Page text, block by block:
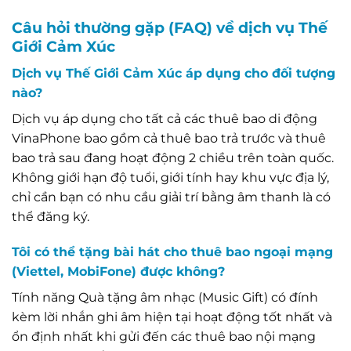
Câu hỏi thường gặp (FAQ) về dịch vụ Thế
Giới Cảm Xúc
Dịch vụ Thế Giới Cảm Xúc áp dụng cho đối tượng
nào?
Dịch vụ áp dụng cho tất cả các thuê bao di động
VinaPhone bao gồm cả thuê bao trả trước và thuê
bao trả sau đang hoạt động 2 chiều trên toàn quốc.
Không giới hạn độ tuổi, giới tính hay khu vực địa lý,
chỉ cần bạn có nhu cầu giải trí bằng âm thanh là có
thể đăng ký.
Tôi có thể tặng bài hát cho thuê bao ngoại mạng
(Viettel, MobiFone) được không?
Tính năng Quà tặng âm nhạc (Music Gift) có đính
kèm lời nhắn ghi âm hiện tại hoạt động tốt nhất và
ổn định nhất khi gửi đến các thuê bao nội mạng